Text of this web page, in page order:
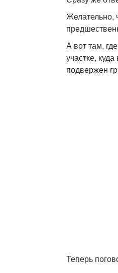
Желательно,
А вот там,
участке,
подвержен
Теперь